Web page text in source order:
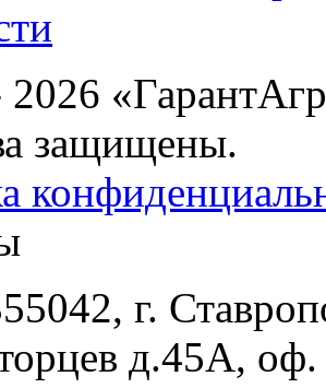
защищены.
г.
д.45А,